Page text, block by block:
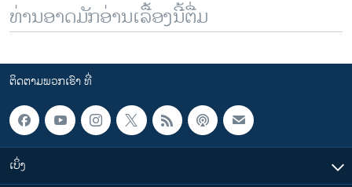
ທ່ານອາດມັກອ່ານເລື້ອງນີ້ຕື່ມ
ຕິດຕາມພວກເຮົາ ທີ່
ເບິ່ງ